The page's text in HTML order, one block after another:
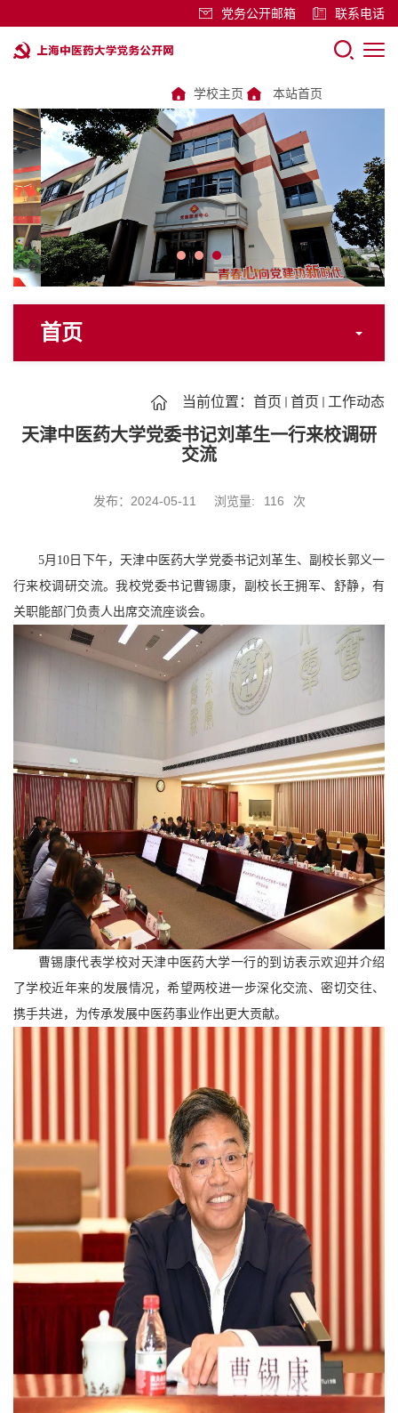
党务公开邮箱 联系电话
学校主页 本站首页
首页
当前位置： 首页 首页 工作动态
天津中医药大学党委书记刘革生一行来校调研
交流
发布：2024-05-11 浏览量: 116 次
5月 10 日下午，天津中医药大学党委书记刘革生、副校长郭义一
行来校调研交流。我校党委书记曹锡康，副校长王拥军、舒静，有
关职能部门负责人出席交流座谈会。
曹锡康代表学校对天津中医药大学一行的到访表示欢迎并介绍
了学校近年来的发展情况，希望两校进一步深化交流、密切交往、
携手共进，为传承发展中医药事业作出更大贡献。